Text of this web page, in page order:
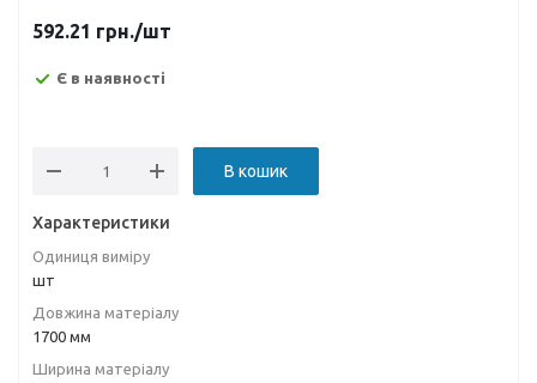
592.21 грн./шт
Є в наявності
В кошик
Характеристики
Одиниця виміру
шт
Довжина матеріалу
1700 мм
Ширина матеріалу